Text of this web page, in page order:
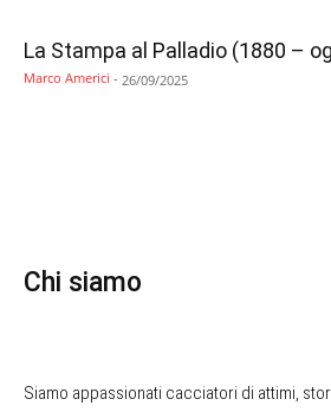
La Stampa al Palladio (1880 –
Marco Americi - 26/09/2025
Chi siamo
Siamo appassionati cacciatori di attimi,